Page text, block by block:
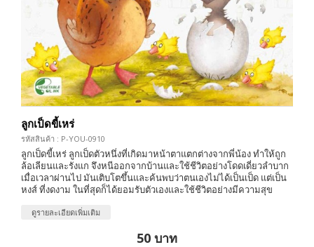
ลูกเป็ดขี้เหร่
รหัสสินค้า : P-YOU-0910
ลูกเป็ดขี้เหร่ ลูกเป็ดตัวหนึ่งที่เกิดมาหน้าตาแตกต่างจากพี่น้อง ทำให้ถูก
ล้อเลียนและรังแก จึงหนีออกจากบ้านและใช้ชีวิตอย่างโดดเดี่ยวลำบาก
เมื่อเวลาผ่านไป มันเติบโตขึ้นและค้นพบว่าตนเองไม่ได้เป็นเป็ด แต่เป็น
หงส์ ที่งดงาม ในที่สุดก็ได้ยอมรับตัวเองและใช้ชีวิตอย่างมีความสุข
ดูรายละเอียดเพิ่มเติม
50 บาท